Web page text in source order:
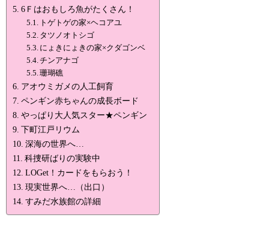
6Ｆはおもしろ魚がたくさん！
トゲトゲの家×ヘコアユ
タツノオトシゴ
にょきにょきの家×クダゴンベ
チンアナゴ
珊瑚礁
アオウミガメの人工飼育
ペンギン赤ちゃんの成長ボード
やっぱり大人気スター★ペンギン
下町江戸リウム
深海の世界へ…
科捜研ばりの実験中
LOGet！カードをもらおう！
現実世界へ…（出口）
すみだ水族館の詳細